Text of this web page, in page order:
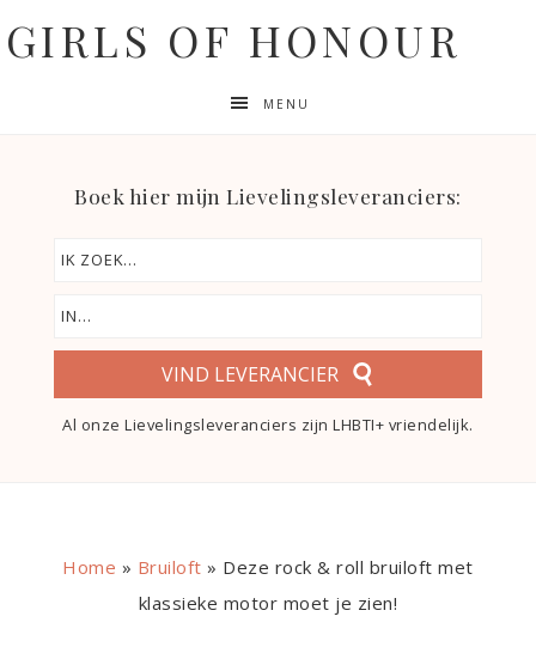
GIRLS OF HONOUR
MENU
Boek hier mijn Lievelingsleveranciers:
VIND LEVERANCIER
Al onze Lievelingsleveranciers zijn LHBTI+ vriendelijk.
Home » Bruiloft » Deze rock & roll bruiloft met
klassieke motor moet je zien!